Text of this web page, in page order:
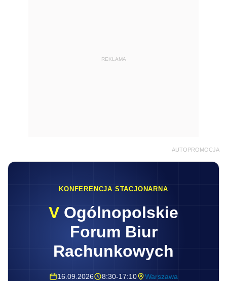
REKLAMA
AUTOPROMOCJA
KONFERENCJA STACJONARNA
V Ogólnopolskie
Forum Biur
Rachunkowych
16.09.2026 8:30-17:10 Warszawa